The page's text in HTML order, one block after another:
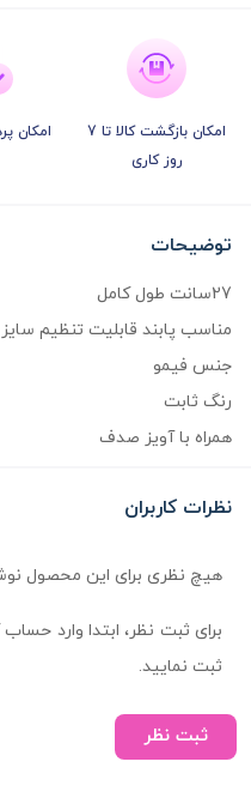
امکان بازگشت کالا تا 7
روز کاری
امکان
توضیحات
27سانت طول کامل
مناسب پابند قابلیت تنظیم سایز
جنس فیمو
رنگ ثابت
همراه با آویز صدف
نظرات کاربران
هیچ نظری برای این محصول
برای ثبت نظر، ابتدا وارد
ثبت نمایید.
ثبت نظر